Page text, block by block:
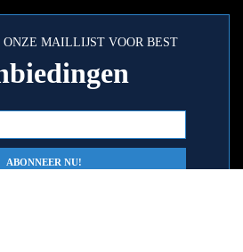
MAILLIJST VOOR BEST